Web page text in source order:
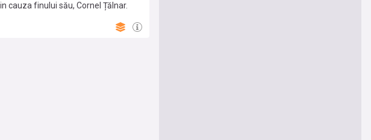
cauza finului său, Cornel Țălnar.
Dinamo